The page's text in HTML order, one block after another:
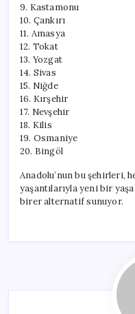
9. Kastamonu
10. Çankırı
11. Amasya
12. Tokat
13. Yozgat
14. Sivas
15. Niğde
16. Kırşehir
17. Nevşehir
18. Kilis
19. Osmaniye
20. Bingöl
Anadolu’nun bu şehirleri,
yaşantılarıyla yeni bir
birer alternatif sunuyor.